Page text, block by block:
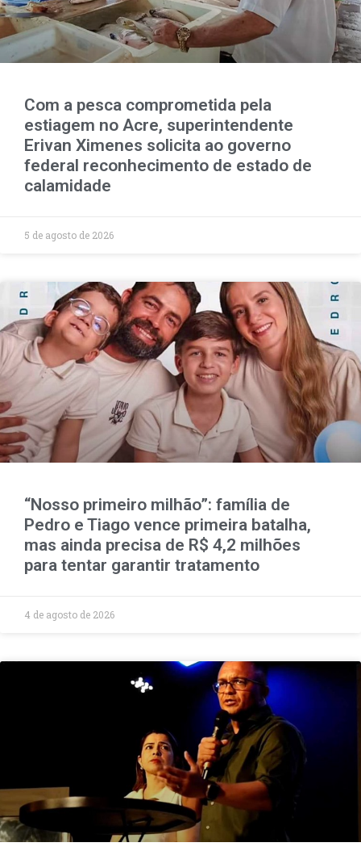
Com a pesca comprometida pela
estiagem no Acre, superintendente
Erivan Ximenes solicita ao governo
federal reconhecimento de estado de
calamidade
5 de agosto de 2026
“Nosso primeiro milhão”: família de
Pedro e Tiago vence primeira batalha,
mas ainda precisa de R$ 4,2 milhões
para tentar garantir tratamento
4 de agosto de 2026